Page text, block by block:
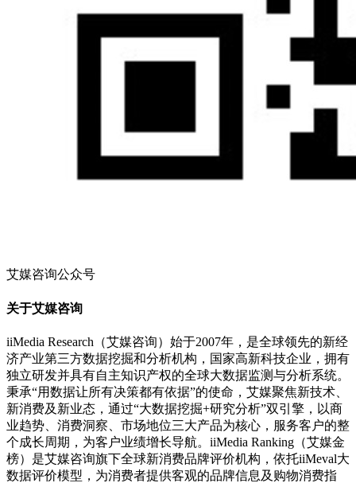
艾媒咨询公众号
关于艾媒咨询
iiMedia Research（艾媒咨询）始于2007年，是全球领先的新经
济产业第三方数据挖掘和分析机构，国家高新科技企业，拥有
独立研发并具有自主知识产权的全球大数据监测与分析系统。
秉承“用数据让所有决策都有依据”的使命，艾媒聚焦新技术、
新消费及新业态，通过“大数据挖掘+研究分析”双引擎，以商
业趋势、消费洞察、市场地位三大产品为核心，服务客户的整
个成长周期，为客户业绩增长导航。iiMedia Ranking（艾媒金
榜）是艾媒咨询旗下全球新消费品牌评价机构，依托iiMeval大
数据评价模型，为消费者提供客观的品牌信息及购物消费指